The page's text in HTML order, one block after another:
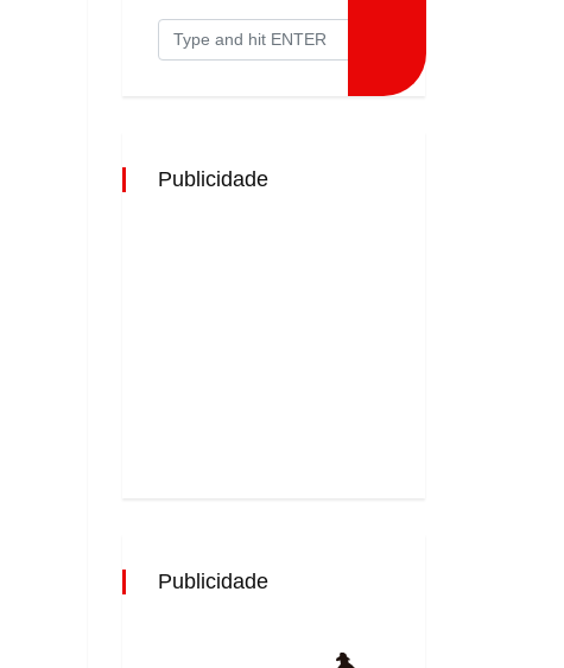
Publicidade
Publicidade